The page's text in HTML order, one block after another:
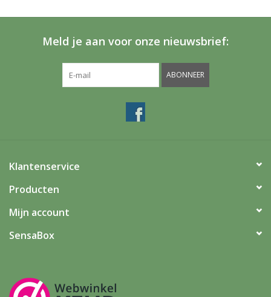
Meld je aan voor onze nieuwsbrief:
ABONNEER
Klantenservice
Producten
Mijn account
SensaBox